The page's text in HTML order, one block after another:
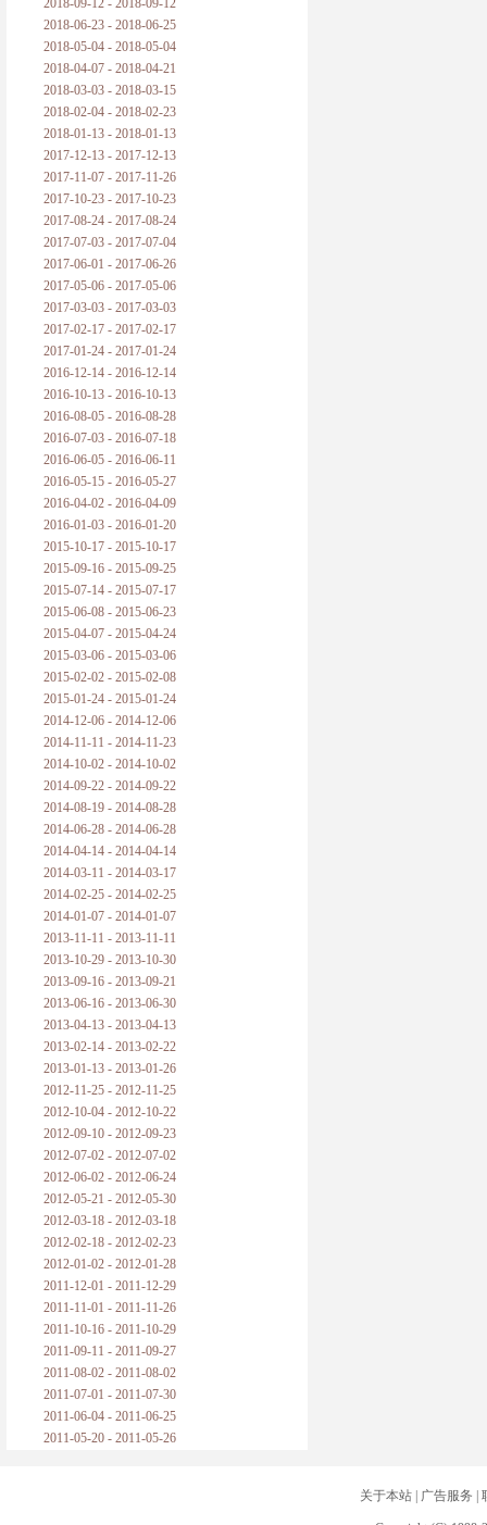
2018-09-12 - 2018-09-12
2018-06-23 - 2018-06-25
2018-05-04 - 2018-05-04
2018-04-07 - 2018-04-21
2018-03-03 - 2018-03-15
2018-02-04 - 2018-02-23
2018-01-13 - 2018-01-13
2017-12-13 - 2017-12-13
2017-11-07 - 2017-11-26
2017-10-23 - 2017-10-23
2017-08-24 - 2017-08-24
2017-07-03 - 2017-07-04
2017-06-01 - 2017-06-26
2017-05-06 - 2017-05-06
2017-03-03 - 2017-03-03
2017-02-17 - 2017-02-17
2017-01-24 - 2017-01-24
2016-12-14 - 2016-12-14
2016-10-13 - 2016-10-13
2016-08-05 - 2016-08-28
2016-07-03 - 2016-07-18
2016-06-05 - 2016-06-11
2016-05-15 - 2016-05-27
2016-04-02 - 2016-04-09
2016-01-03 - 2016-01-20
2015-10-17 - 2015-10-17
2015-09-16 - 2015-09-25
2015-07-14 - 2015-07-17
2015-06-08 - 2015-06-23
2015-04-07 - 2015-04-24
2015-03-06 - 2015-03-06
2015-02-02 - 2015-02-08
2015-01-24 - 2015-01-24
2014-12-06 - 2014-12-06
2014-11-11 - 2014-11-23
2014-10-02 - 2014-10-02
2014-09-22 - 2014-09-22
2014-08-19 - 2014-08-28
2014-06-28 - 2014-06-28
2014-04-14 - 2014-04-14
2014-03-11 - 2014-03-17
2014-02-25 - 2014-02-25
2014-01-07 - 2014-01-07
2013-11-11 - 2013-11-11
2013-10-29 - 2013-10-30
2013-09-16 - 2013-09-21
2013-06-16 - 2013-06-30
2013-04-13 - 2013-04-13
2013-02-14 - 2013-02-22
2013-01-13 - 2013-01-26
2012-11-25 - 2012-11-25
2012-10-04 - 2012-10-22
2012-09-10 - 2012-09-23
2012-07-02 - 2012-07-02
2012-06-02 - 2012-06-24
2012-05-21 - 2012-05-30
2012-03-18 - 2012-03-18
2012-02-18 - 2012-02-23
2012-01-02 - 2012-01-28
2011-12-01 - 2011-12-29
2011-11-01 - 2011-11-26
2011-10-16 - 2011-10-29
2011-09-11 - 2011-09-27
2011-08-02 - 2011-08-02
2011-07-01 - 2011-07-30
2011-06-04 - 2011-06-25
2011-05-20 - 2011-05-26
关于本站| 广告服务